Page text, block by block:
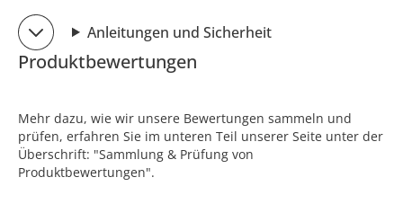
Anleitungen und Sicherheit
Produktbewertungen
Mehr dazu, wie wir unsere Bewertungen sammeln und
prüfen, erfahren Sie im unteren Teil unserer Seite unter der
Überschrift: "Sammlung & Prüfung von
Produktbewertungen".